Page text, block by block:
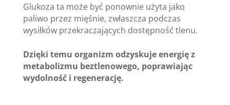
Glukoza ta może być ponownie użyta jako
paliwo przez mięśnie, zwłaszcza podczas
wysiłków przekraczających dostępność tlenu.
Dzięki temu organizm odzyskuje energię z
metabolizmu beztlenowego, poprawiając
wydolność i regenerację.